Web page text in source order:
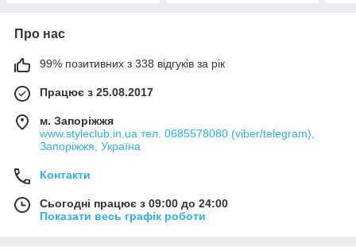
Про нас
99% позитивних з 338 відгуків за рік
Працює з 25.08.2017
м. Запоріжжя
www.styleclub.in.ua тел. 0685578080 (viber/telegram),
Запоріжжя, Україна
Контакти
Сьогодні працює з 09:00 до 24:00
Показати весь графік роботи